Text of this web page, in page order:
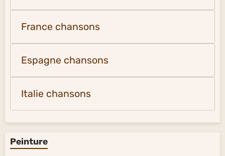
France chansons
Espagne chansons
Italie chansons
Peinture